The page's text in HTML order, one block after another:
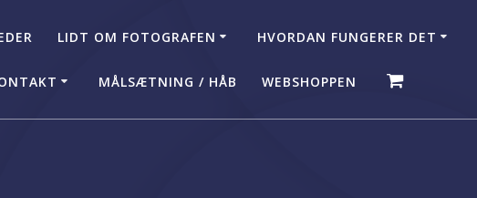
LIDT OM FOTOGRAFEN HVORDAN FUNGERER DET
MÅLSÆTNING / HÅB WEBSHOPPEN